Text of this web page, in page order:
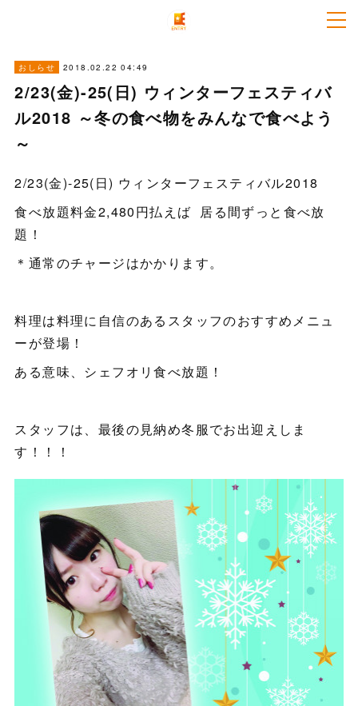
おしらせ 2018.02.22 04:49
2/23(金)-25(日) ウィンターフェスティバ
ル2018 ～冬の食べ物をみんなで食べよう
～
2/23(金)-25(日) ウィンターフェスティバル2018
食べ放題料金2,480円払えば 居る間ずっと食べ放
題！
＊通常のチャージはかかります。
料理は料理に自信のあるスタッフのおすすめメニュ
ーが登場！
ある意味、シェフオリ食べ放題！
スタッフは、最後の見納め冬服でお出迎えしま
す！！！